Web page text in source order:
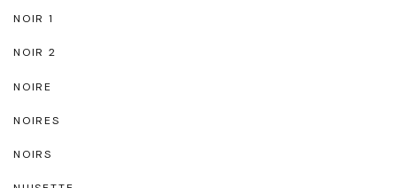
NOIR 1
NOIR 2
NOIRE
NOIRES
NOIRS